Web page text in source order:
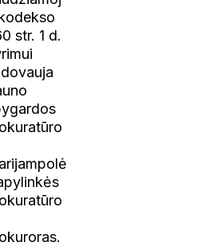
str. 1 d.